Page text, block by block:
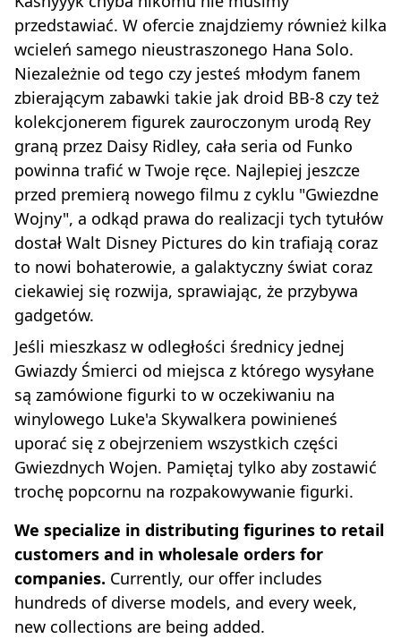
przedstawiać. W ofercie znajdziemy również kilka
wcieleń samego nieustraszonego Hana Solo.
Niezależnie od tego czy jesteś młodym fanem
zbierającym zabawki takie jak droid BB-8 czy też
kolekcjonerem figurek zauroczonym urodą Rey
graną przez Daisy Ridley, cała seria od Funko
powinna trafić w Twoje ręce. Najlepiej jeszcze
przed premierą nowego filmu z cyklu "Gwiezdne
Wojny", a odkąd prawa do realizacji tych tytułów
dostał Walt Disney Pictures do kin trafiają coraz
to nowi bohaterowie, a galaktyczny świat coraz
ciekawiej się rozwija, sprawiając, że przybywa
gadgetów.
Jeśli mieszkasz w odległości średnicy jednej
Gwiazdy Śmierci od miejsca z którego wysyłane
są zamówione figurki to w oczekiwaniu na
winylowego Luke'a Skywalkera powinieneś
uporać się z obejrzeniem wszystkich części
Gwiezdnych Wojen. Pamiętaj tylko aby zostawić
trochę popcornu na rozpakowywanie figurki.
We specialize in distributing figurines to retail
customers and in wholesale orders for
companies. Currently, our offer includes
hundreds of diverse models, and every week,
new collections are being added.